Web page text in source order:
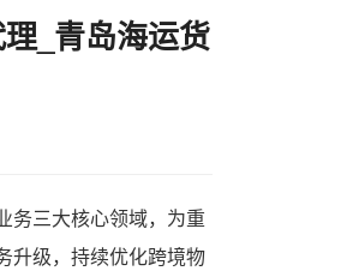
_青岛海运货
务三大核心领域，为重
升级，持续优化跨境物